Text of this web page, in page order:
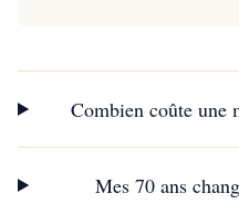
Combien coûte une
Mes 70 ans